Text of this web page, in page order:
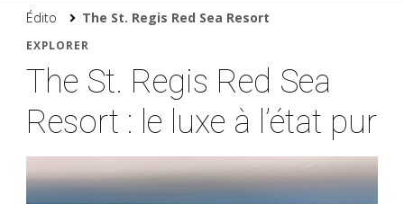
Édito The St. Regis Red Sea Resort
EXPLORER
The St. Regis Red Sea
Resort : le luxe à l’état pur